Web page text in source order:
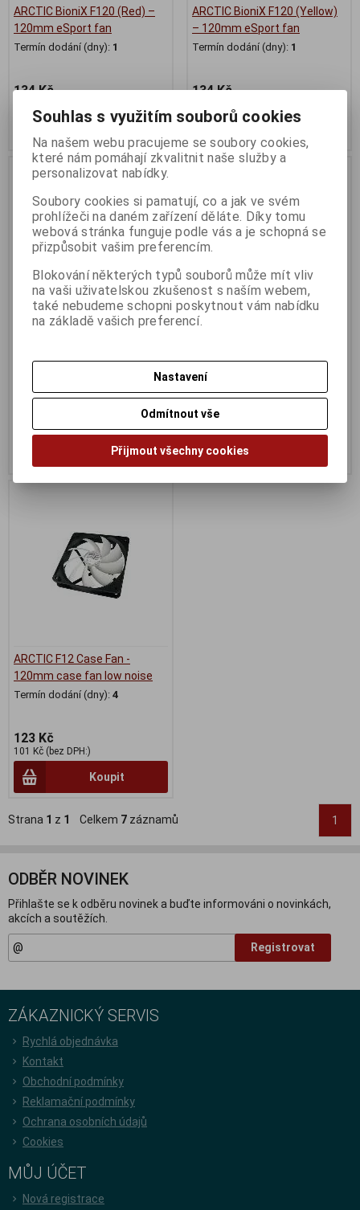
ARCTIC BioniX F120 (Red) –
120mm eSport fan
Termín dodání (dny): 1
134 Kč
Koupit
ARCTIC BioniX F120 (Yellow)
– 120mm eSport fan
Termín dodání (dny): 1
134 Kč
110 Kč (bez DPH:)
Koupit
Termín dodání (dny):
350 Kč
290 Kč (bez DPH:)
ARCTIC F12 Case Fan -
120mm case fan low noise
Termín dodání (dny): 4
123 Kč
101 Kč (bez DPH:)
Koupit
Strana 1 z 1 Celkem 7 záznamů 1
ODBĚR NOVINEK
Přihlašte se k odběru novinek a buďte informováni o novinkách,
akcích a soutěžích.
Registrovat
ZÁKAZNICKÝ SERVIS
Rychlá objednávka
Kontakt
Obchodní podmínky
Reklamační podmínky
Ochrana osobních údajů
Cookies
MŮJ ÚČET
Nová registrace
Souhlas s využitím souborů cookies
Na našem webu pracujeme se soubory cookies,
které nám pomáhají zkvalitnit naše služby a
personalizovat nabídky.
Soubory cookies si pamatují, co a jak ve svém
prohlížeči na daném zařízení děláte. Díky tomu
webová stránka funguje podle vás a je schopná se
přizpůsobit vašim preferencím.
Blokování některých typů souborů může mít vliv
na vaši uživatelskou zkušenost s naším webem,
také nebudeme schopni poskytnout vám nabídku
na základě vašich preferencí.
Nastavení
Odmítnout vše
Přijmout všechny cookies